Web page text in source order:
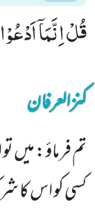
قُلْ اِنَّمَاۤ
کنزالعرفان
تم فرماؤ:
کسی کو اس کا